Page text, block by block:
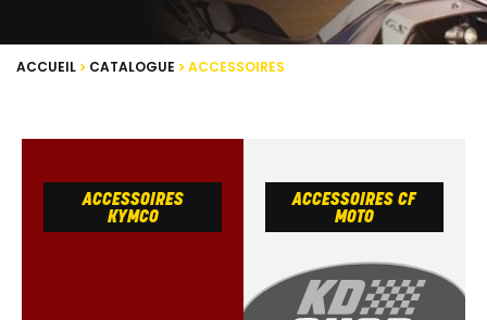
ACCUEIL CATALOGUE ACCESSOIRES
ACCESSOIRES
KYMCO
ACCESSOIRES CF
MOTO